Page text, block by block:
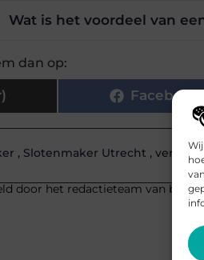
Wat is het voordeel van
dan op:
Facebook
, Slotenmaker Utrecht ,
door het redactieteam van